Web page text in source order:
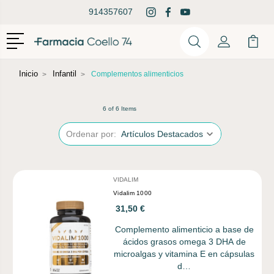
914357607
Menú
BuscarMi Cuenta
Mi
Inicio Infantil Complementos alimenticios
6 of 6 Items
Ordenar por:
VIDALIM
Vidalim 1000
31,50 €
Complemento alimenticio a base de
ácidos grasos omega 3 DHA de
microalgas y vitamina E en cápsulas
d…